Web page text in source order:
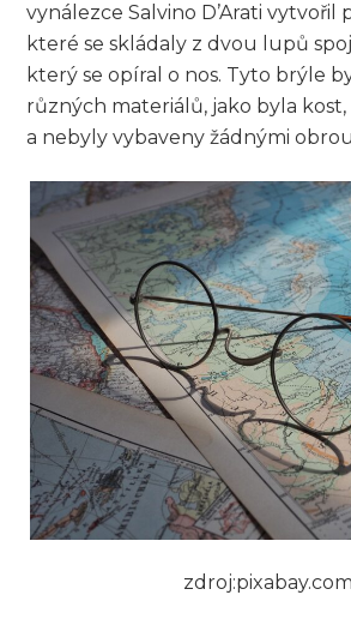
vynálezce Salvino D’Arati
které se skládaly z dvou lupů
který se opíral o nos. Tyto brýle
různých materiálů, jako byla
a nebyly vybaveny žádnými
zdroj:pixabay.com